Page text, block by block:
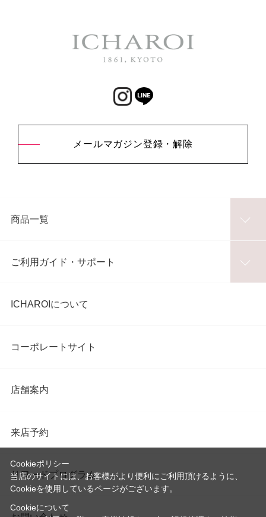
メールマガジン登録・解除
商品一覧
ご利用ガイド・サポート
ICHAROIについて
コーポレートサイト
店舗案内
来店予約
リワードプログラム
Cookieポリシー
当店のサイトには、お客様がより便利にご利用頂けるように、
Cookieを使用しているページがございます。
Cookieについて